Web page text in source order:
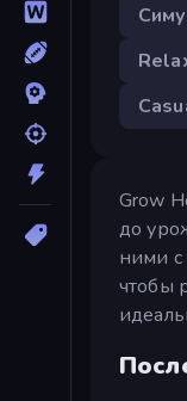
Grow
до
ними
чтобы